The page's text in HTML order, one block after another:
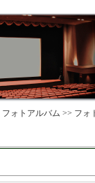
フォトアルバム >> フォ